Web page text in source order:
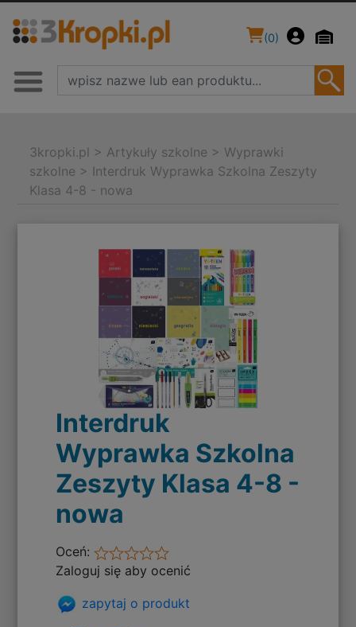
(0)
3kropki.pl > Artykuły szkolne > Wyprawki
szkolne > Interdruk Wyprawka Szkolna Zeszyty
Klasa 4-8 - nowa
Interdruk
Wyprawka Szkolna
Zeszyty Klasa 4-8 -
nowa
Oceń:
Zaloguj się aby ocenić
zapytaj o produkt